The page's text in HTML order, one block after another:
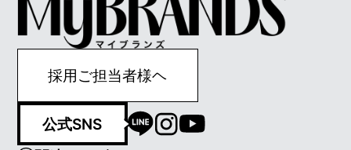
採用ご担当者様ヘ
公式SNS